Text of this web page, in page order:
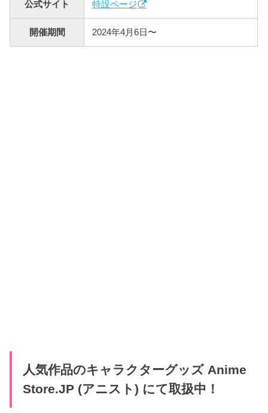
公式サイト 特設ページ
開催期間 2024年4月6日〜
人気作品のキャラクターグッズ Anime
Store.JP (アニスト) にて取扱中！